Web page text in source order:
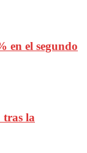
en el segundo
tras la